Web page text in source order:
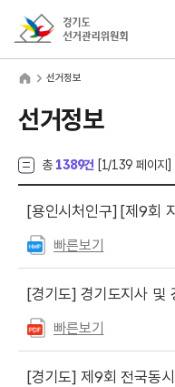
선거정보
선거정보
총 1389건 [1/139 페이지]
[용인시처인구] [제9회 지
빠른보기
[경기도] 경기도지사 및 경기도교육감, 비례대
빠른보기
[경기도] 제9회 전국동시지방선거 정당.후보자용